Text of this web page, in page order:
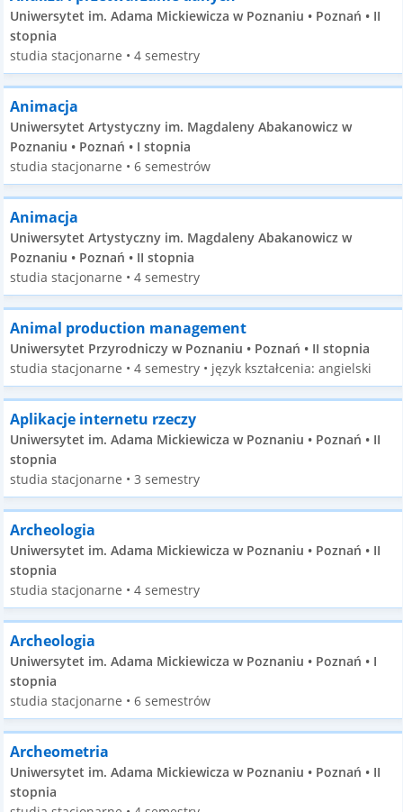
Uniwersytet im. Adama Mickiewicza w Poznaniu • Poznań • II
stopnia
studia stacjonarne • 4 semestry
Animacja
Uniwersytet Artystyczny im. Magdaleny Abakanowicz w
Poznaniu • Poznań • I stopnia
studia stacjonarne • 6 semestrów
Animacja
Uniwersytet Artystyczny im. Magdaleny Abakanowicz w
Poznaniu • Poznań • II stopnia
studia stacjonarne • 4 semestry
Animal production management
Uniwersytet Przyrodniczy w Poznaniu • Poznań • II stopnia
studia stacjonarne • 4 semestry • język kształcenia: angielski
Aplikacje internetu rzeczy
Uniwersytet im. Adama Mickiewicza w Poznaniu • Poznań • II
stopnia
studia stacjonarne • 3 semestry
Archeologia
Uniwersytet im. Adama Mickiewicza w Poznaniu • Poznań • II
stopnia
studia stacjonarne • 4 semestry
Archeologia
Uniwersytet im. Adama Mickiewicza w Poznaniu • Poznań • I
stopnia
studia stacjonarne • 6 semestrów
Archeometria
Uniwersytet im. Adama Mickiewicza w Poznaniu • Poznań • II
stopnia